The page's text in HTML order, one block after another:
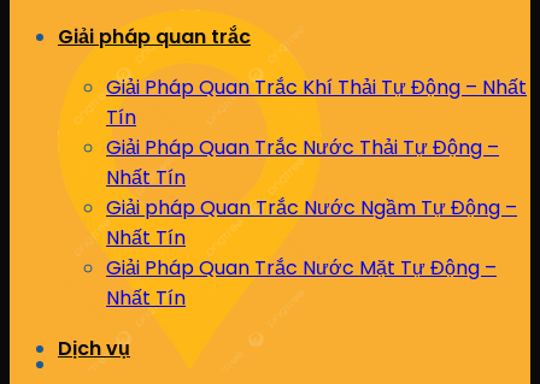
Giải pháp quan trắc
Giải Pháp Quan Trắc Khí Thải Tự Động – Nhất
Tín
Giải Pháp Quan Trắc Nước Thải Tự Động –
Nhất Tín
Giải pháp Quan Trắc Nước Ngầm Tự Động –
Nhất Tín
Giải Pháp Quan Trắc Nước Mặt Tự Động –
Nhất Tín
Dịch vụ